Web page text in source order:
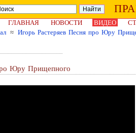
ГЛАВНАЯ НОВОСТИ ВИДЕО
≈ Игорь Растеряев Песня про Юру
Юру Прищепного